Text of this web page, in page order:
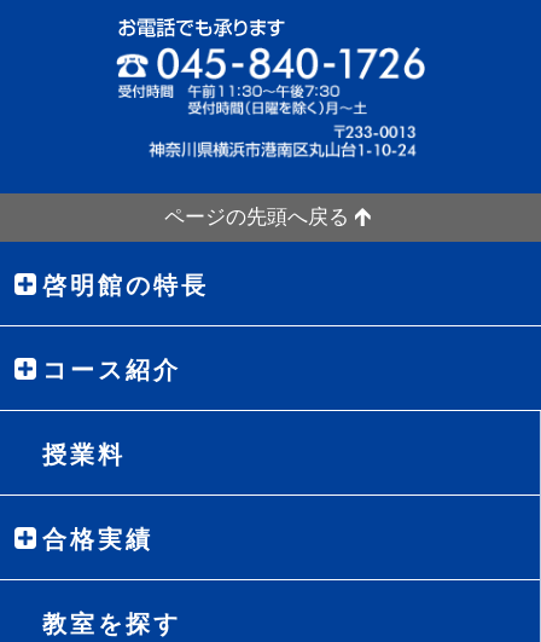
ページの先頭へ戻る
啓明館の特長
コース紹介
授業料
合格実績
教室を探す